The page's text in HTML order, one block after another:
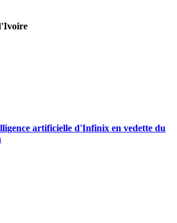
artificielle d'Infinix en vedette du